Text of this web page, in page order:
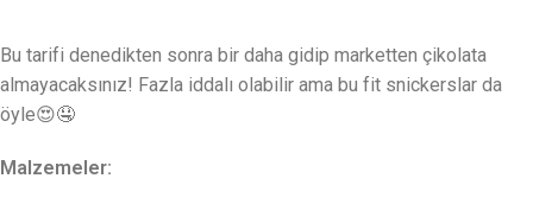
Bu tarifi denedikten sonra bir daha gidip marketten çikolata
almayacaksınız! Fazla iddalı olabilir ama bu fit snickerslar da
öyle😍🤤
Malzemeler: